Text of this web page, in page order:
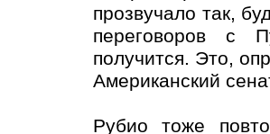
прозвучало так,
переговоров с
получится. Это,
Американский
Рубио тоже